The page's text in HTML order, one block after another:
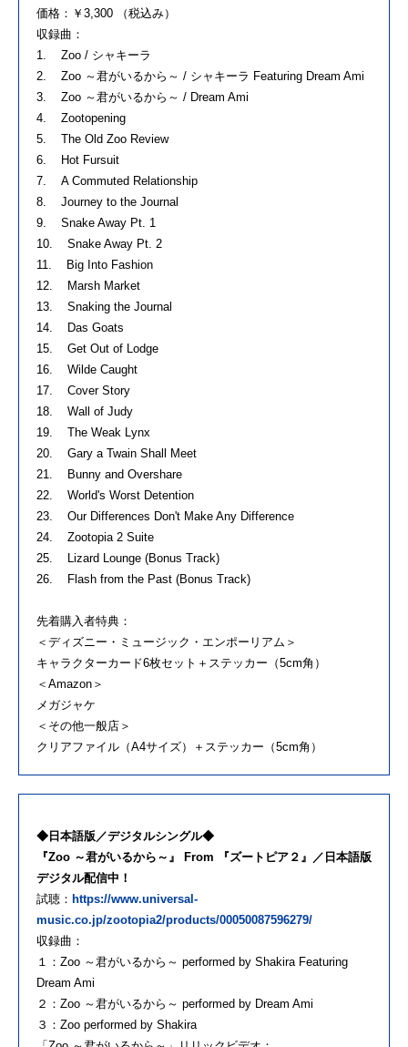
価格：￥3,300 （税込み）
収録曲：
1. Zoo / シャキーラ
2. Zoo ～君がいるから～ / シャキーラ Featuring Dream Ami
3. Zoo ～君がいるから～ / Dream Ami
4. Zootopening
5. The Old Zoo Review
6. Hot Fursuit
7. A Commuted Relationship
8. Journey to the Journal
9. Snake Away Pt. 1
10. Snake Away Pt. 2
11. Big Into Fashion
12. Marsh Market
13. Snaking the Journal
14. Das Goats
15. Get Out of Lodge
16. Wilde Caught
17. Cover Story
18. Wall of Judy
19. The Weak Lynx
20. Gary a Twain Shall Meet
21. Bunny and Overshare
22. World's Worst Detention
23. Our Differences Don't Make Any Difference
24. Zootopia 2 Suite
25. Lizard Lounge (Bonus Track)
26. Flash from the Past (Bonus Track)
先着購入者特典：
＜ディズニー・ミュージック・エンポーリアム＞
キャラクターカード6枚セット＋ステッカー（5cm角）
＜Amazon＞
メガジャケ
＜その他一般店＞
クリアファイル（A4サイズ）＋ステッカー（5cm角）
◆日本語版／デジタルシングル◆
『Zoo ～君がいるから～』 From 『ズートピア２』／日本語版
デジタル配信中！
試聴： https://www.universal-
music.co.jp/zootopia2/products/00050087596279/
収録曲：
１：Zoo ～君がいるから～ performed by Shakira Featuring
Dream Ami
２：Zoo ～君がいるから～ performed by Dream Ami
３：Zoo performed by Shakira